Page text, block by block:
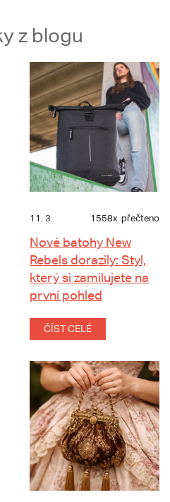
z blogu
11. 3. 1558x přečteno
Nové batohy New
Rebels dorazily: Styl,
který si zamilujete na
první pohled
ČÍST CELÉ